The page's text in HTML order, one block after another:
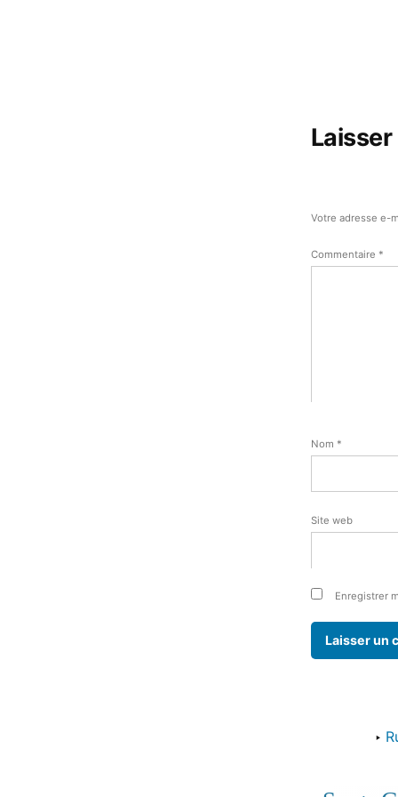
Votre adresse e-
Commentaire *
Nom *
Site web
Enregistrer
‣